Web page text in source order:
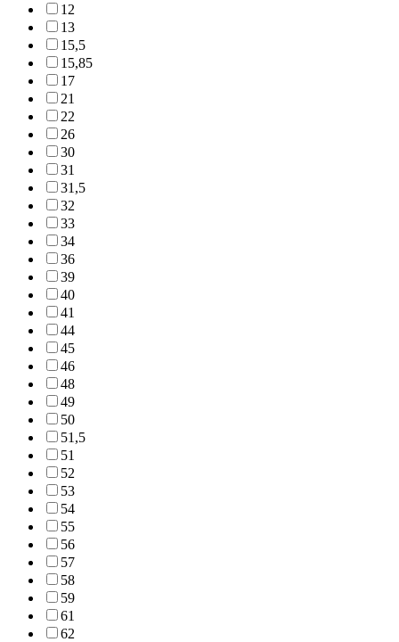
12
13
15,5
15,85
17
21
22
26
30
31
31,5
32
33
34
36
39
40
41
44
45
46
48
49
50
51,5
51
52
53
54
55
56
57
58
59
61
62